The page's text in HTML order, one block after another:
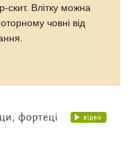
скит. Влітку можна
човні від